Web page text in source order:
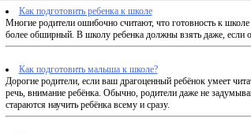
Как подготовить ребенка к школе
Многие родители ошибочно считают, что готовность к школе
более обширный. В школу ребенка должны взять даже, если
Как подготовить малыша к школе?
Дорогие родители, если ваш драгоценный ребёнок умеет
речь, внимание ребёнка. Обычно, родители даже не
стараются научить ребёнка всему и сразу.